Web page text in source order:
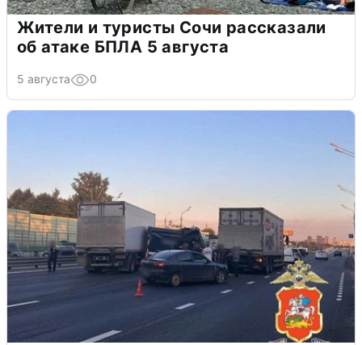
Жители и туристы Сочи рассказали
об атаке БПЛА 5 августа
5 августа 0